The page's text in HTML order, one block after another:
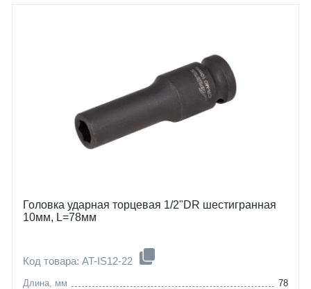
Головка ударная торцевая 1/2"DR шестигранная
10мм, L=78мм
Код товара: AT-IS12-22
Длина, мм 78